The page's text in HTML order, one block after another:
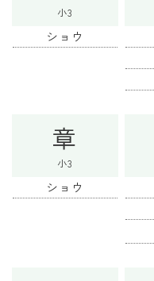
小3
ショウ
章
小3
ショウ